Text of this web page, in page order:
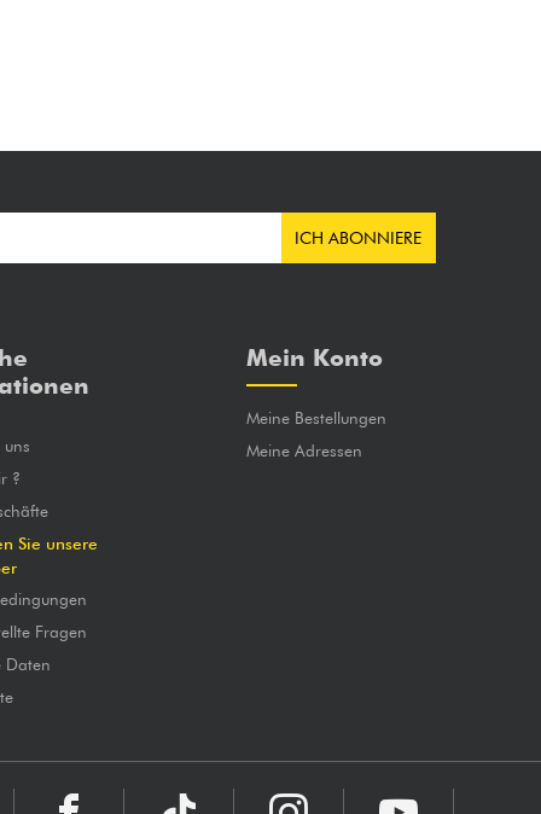
ICH ABONNIERE
?
Sie unsere
Fragen
Daten
Mein Konto
Meine Bestellungen
Meine Adressen